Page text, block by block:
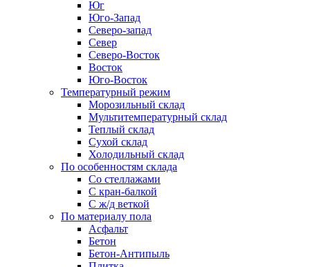
Юг
Юго-Запад
Северо-запад
Север
Северо-Восток
Восток
Юго-Восток
Температурный режим
Морозильный склад
Мультитемпературный склад
Теплый склад
Сухой склад
Холодильный склад
По особенностям склада
Со стеллажами
С кран-балкой
С ж/д веткой
По материалу пола
Асфальт
Бетон
Бетон-Антипыль